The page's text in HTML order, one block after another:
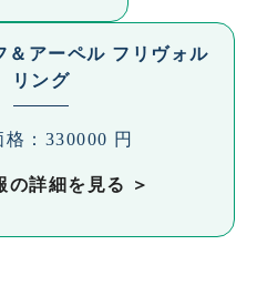
＆アーペル フリヴォル
リング
格：330000 円
の詳細を見る